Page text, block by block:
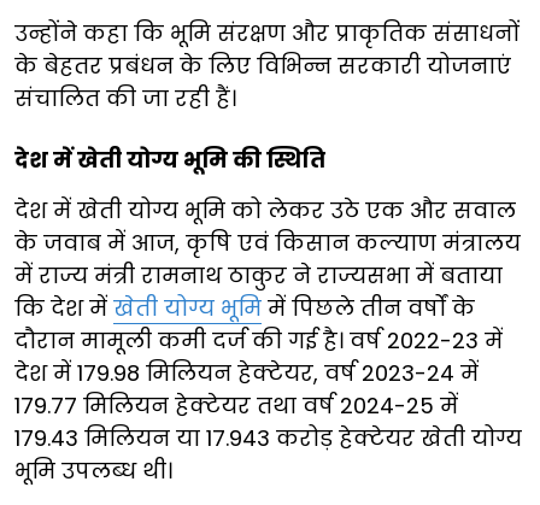
उन्होंने कहा कि भूमि संरक्षण और प्राकृतिक संसाधनों
के बेहतर प्रबंधन के लिए विभिन्न सरकारी योजनाएं
संचालित की जा रही हैं।
देश में खेती योग्य भूमि की स्थिति
देश में खेती योग्य भूमि को लेकर उठे एक और सवाल
के जवाब में आज, कृषि एवं किसान कल्याण मंत्रालय
में राज्य मंत्री रामनाथ ठाकुर ने राज्यसभा में बताया
कि देश में खेती योग्य भूमि में पिछले तीन वर्षों के
दौरान मामूली कमी दर्ज की गई है। वर्ष 2022-23 में
देश में 179.98 मिलियन हेक्टेयर, वर्ष 2023-24 में
179.77 मिलियन हेक्टेयर तथा वर्ष 2024-25 में
179.43 मिलियन या 17.943 करोड़ हेक्टेयर खेती योग्य
भूमि उपलब्ध थी।